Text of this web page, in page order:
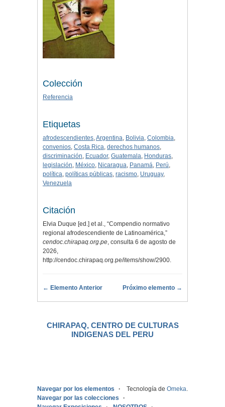
Colección
Referencia
Etiquetas
afrodescendientes,Argentina, Bolivia, Colombia,
convenios, Costa Rica, derechos humanos,
discriminación, Ecuador, Guatemala, Honduras,
legislación, México, Nicaragua, Panamá, Perú,
política, políticas públicas, racismo, Uruguay,
Venezuela
Citación
Elvia Duque [ed.] et al., “Compendio normativo
regional afrodescendiente de Latinoamérica,”
cendoc.chirapaq.org.pe, consulta 6 de agosto de
2026,
http://cendoc.chirapaq.org.pe/items/show/2900.
← Elemento Anterior Próximo elemento →
CHIRAPAQ, CENTRO DE CULTURAS
INDIGENAS DEL PERU
Navegar por los elementos
Navegar por las colecciones
Tecnología de Omeka.